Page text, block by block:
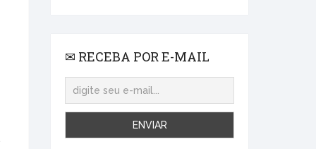
✉ RECEBA POR E-MAIL